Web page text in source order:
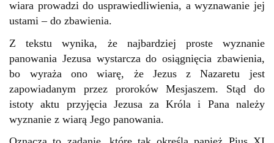
wiara prowadzi do usprawiedliwienia, a wyznawanie jej
ustami – do zbawienia.
Z tekstu wynika, że najbardziej proste wyznanie
panowania Jezusa wystarcza do osiągnięcia zbawienia,
bo wyraża ono wiarę, że Jezus z Nazaretu jest
zapowiadanym przez proroków Mesjaszem. Stąd do
istoty aktu przyjęcia Jezusa za Króla i Pana należy
wyznanie z wiarą Jego panowania.